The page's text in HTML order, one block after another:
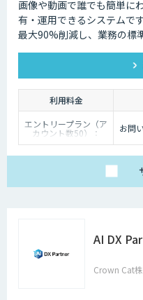
画像や動画で誰でも簡単に
有・運用できるシステムで
最大90%削減し、業務の標
利用料金
エントリープラン（ア
カウント数50）：
89,800円/月
エンタープライズプラ
ン（アカウント数
機能に違いあり。
お問
AI DX
Crown Cat